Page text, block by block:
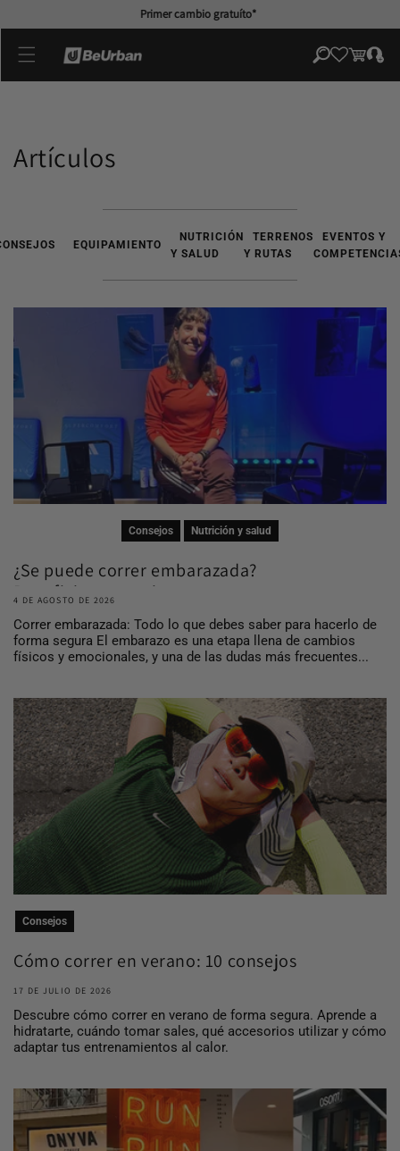
contenido
Primer cambio gratuíto*
Carrito
Iniciar
sesión
Artículos
EQUIPAMIENTO
NUTRICIÓN
Y SALUD
TERRENOS
Y RUTAS
EVENTOS Y
Consejos Nutrición y salud
¿Se puede correr embarazada?
Beneficios, consej...
4 DE AGOSTO DE 2026
Correr embarazada: Todo lo que debes saber para hacerlo de
forma segura El embarazo es una etapa llena de cambios
físicos y emocionales, y una de las dudas más frecuentes...
Consejos
Cómo correr en verano: 10 consejos
para entrena...
17 DE JULIO DE 2026
Descubre cómo correr en verano de forma segura. Aprende a
hidratarte, cuándo tomar sales, qué accesorios utilizar y cómo
adaptar tus entrenamientos al calor.